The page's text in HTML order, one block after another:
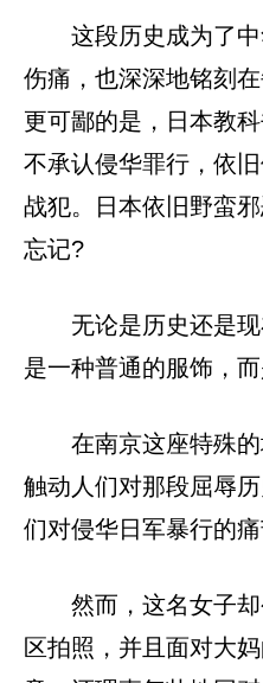
这段历史成为了
伤痛，也深深地铭刻
更可鄙的是，日本教
不承认侵华罪行，依
战犯。日本依旧野蛮
忘记?
无论是历史还是
是一种普通的服饰，
在南京这座特殊
触动人们对那段屈辱
们对侵华日军暴行的
然而，这名女子
区拍照，并且面对大